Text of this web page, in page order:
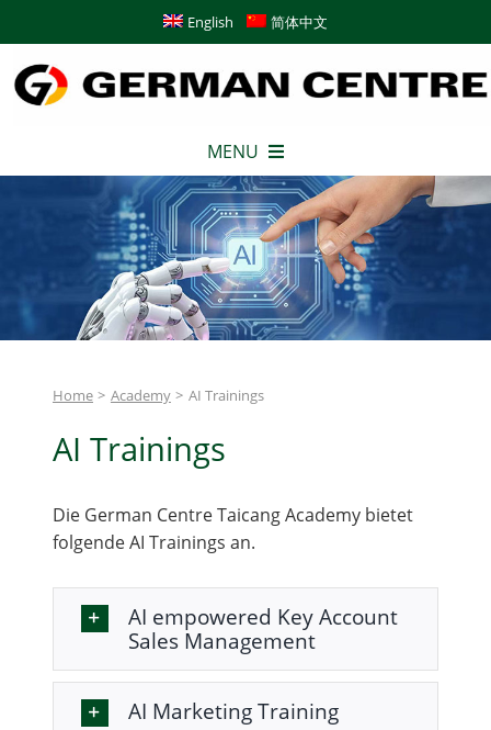
to
content
English 简体中文
MENU
German Centre
Büros
Home Academy AI Trainings
AI Trainings
Die German Centre Taicang Academy bietet
folgende AI Trainings an.
AI empowered Key Account
Sales Management
AI Marketing Training